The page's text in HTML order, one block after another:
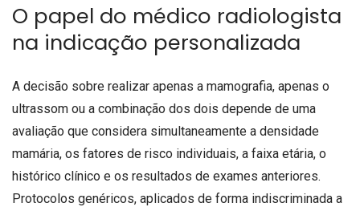
O papel do médico radiologista
na indicação personalizada
A decisão sobre realizar apenas a mamografia, apenas o
ultrassom ou a combinação dos dois depende de uma
avaliação que considera simultaneamente a densidade
mamária, os fatores de risco individuais, a faixa etária, o
histórico clínico e os resultados de exames anteriores.
Protocolos genéricos, aplicados de forma indiscriminada a